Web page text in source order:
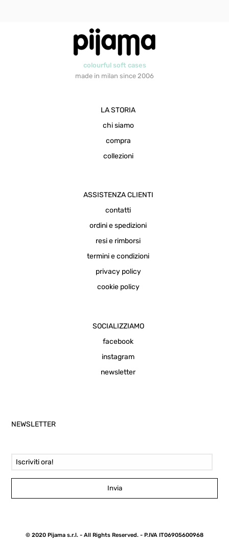
colourful soft cases
made in milan since 2006
LA STORIA
chi siamo
compra
collezioni
ASSISTENZA CLIENTI
contatti
ordini e spedizioni
resi e rimborsi
termini e condizioni
privacy policy
cookie policy
SOCIALIZZIAMO
facebook
instagram
newsletter
NEWSLETTER
Invia
© 2020 Pijama s.r.l. - All Rights Reserved. - P.IVA IT06905600968